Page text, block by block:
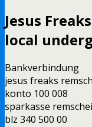
Jesus
local
Bankverbindung
jesus freaks
konto 100 008
sparkasse
blz 340 500 00